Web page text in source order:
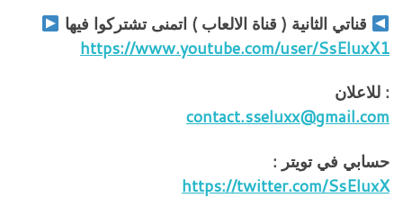
قناتي الثانية ( قناة الالعاب ) اتمنى تشتركوا فيها
https://www.youtube.com/user/SsEluxX1
: للاعلان
contact.sseluxx@gmail.com
حسابي في تويتر :
https://twitter.com/SsEluxX